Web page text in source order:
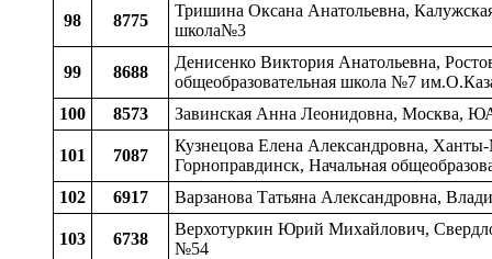
98 8775
Тришина Оксана Анатольевна,
школа№3
99 8688
Денисенко Виктория Анатольевна,
общеобразовательная школа №7
100
8573 Завинская Анна Леонидовна, Москва,
101 7087
Кузнецова Елена Александровна,
Горноправдинск, Начальная
102
6917 Варзанова Татьяна Александровна,
103 6738
Верхотуркин Юрий Михайлович,
№54